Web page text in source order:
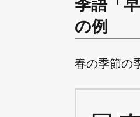
季語「
の例
春の季節の